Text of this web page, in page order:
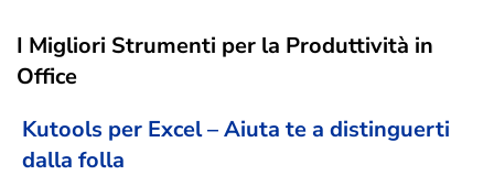
I Migliori Strumenti per la Produttività in
Office
Kutools per Excel – Aiuta te a distinguerti
dalla folla